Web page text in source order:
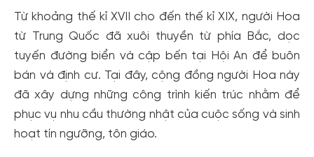
Từ khoảng thế kỉ XVII cho đến thế kỉ XIX, người Hoa
từ Trung Quốc đã xuôi thuyền từ phía Bắc, dọc
tuyến đường biển và cập bến tại Hội An để buôn
bán và định cư. Tại đây, cộng đồng người Hoa này
đã xây dựng những công trình kiến trúc nhằm để
phục vụ nhu cầu thường nhật của cuộc sống và sinh
hoạt tín ngưỡng, tôn giáo.